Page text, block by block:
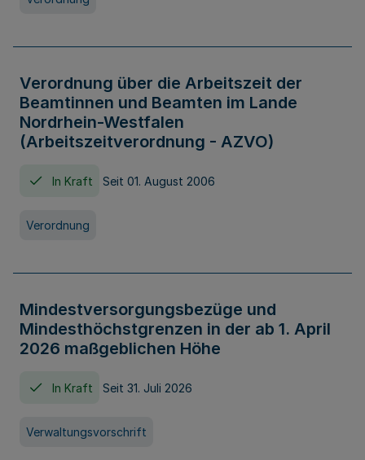
Verordnung über die Arbeitszeit der
Beamtinnen und Beamten im Lande
Nordrhein-Westfalen
(Arbeitszeitverordnung - AZVO)
In Kraft Seit 01. August 2006
Verordnung
Mindestversorgungsbezüge und
Mindesthöchstgrenzen in der ab 1. April
2026 maßgeblichen Höhe
In Kraft Seit 31. Juli 2026
Verwaltungsvorschrift